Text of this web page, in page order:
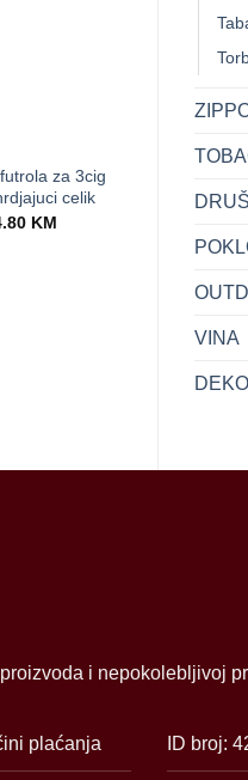
VINA
za 3cig
celik
KM
i nepokolebljivoj
plaćanja ID broj: